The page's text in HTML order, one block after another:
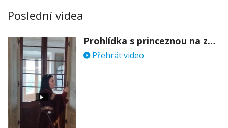
Poslední videa
Prohlídka s princeznou na zámku Stekník
Přehrát video